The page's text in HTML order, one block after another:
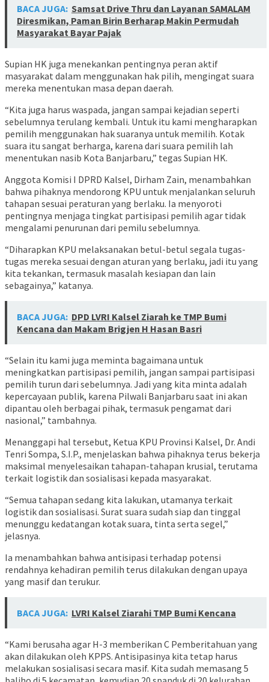
BACA JUGA: Samsat Drive Thru dan Layanan SAMALAM
Diresmikan, Paman Birin Berharap Makin Permudah
Masyarakat Bayar Pajak
Supian HK juga menekankan pentingnya peran aktif
masyarakat dalam menggunakan hak pilih, mengingat suara
mereka menentukan masa depan daerah.
“Kita juga harus waspada, jangan sampai kejadian seperti
sebelumnya terulang kembali. Untuk itu kami mengharapkan
pemilih menggunakan hak suaranya untuk memilih. Kotak
suara itu sangat berharga, karena dari suara pemilih lah
menentukan nasib Kota Banjarbaru,” tegas Supian HK.
Anggota Komisi I DPRD Kalsel, Dirham Zain, menambahkan
bahwa pihaknya mendorong KPU untuk menjalankan seluruh
tahapan sesuai peraturan yang berlaku. Ia menyoroti
pentingnya menjaga tingkat partisipasi pemilih agar tidak
mengalami penurunan dari pemilu sebelumnya.
“Diharapkan KPU melaksanakan betul-betul segala tugas-
tugas mereka sesuai dengan aturan yang berlaku, jadi itu yang
kita tekankan, termasuk masalah kesiapan dan lain
sebagainya,” katanya.
BACA JUGA: DPD LVRI Kalsel Ziarah ke TMP Bumi
Kencana dan Makam Brigjen H Hasan Basri
“Selain itu kami juga meminta bagaimana untuk
meningkatkan partisipasi pemilih, jangan sampai partisipasi
pemilih turun dari sebelumnya. Jadi yang kita minta adalah
kepercayaan publik, karena Pilwali Banjarbaru saat ini akan
dipantau oleh berbagai pihak, termasuk pengamat dari
nasional,” tambahnya.
Menanggapi hal tersebut, Ketua KPU Provinsi Kalsel, Dr. Andi
Tenri Sompa, S.I.P., menjelaskan bahwa pihaknya terus bekerja
maksimal menyelesaikan tahapan-tahapan krusial, terutama
terkait logistik dan sosialisasi kepada masyarakat.
“Semua tahapan sedang kita lakukan, utamanya terkait
logistik dan sosialisasi. Surat suara sudah siap dan tinggal
menunggu kedatangan kotak suara, tinta serta segel,”
jelasnya.
Ia menambahkan bahwa antisipasi terhadap potensi
rendahnya kehadiran pemilih terus dilakukan dengan upaya
yang masif dan terukur.
BACA JUGA: LVRI Kalsel Ziarahi TMP Bumi Kencana
“Kami berusaha agar H-3 memberikan C Pemberitahuan yang
akan dilakukan oleh KPPS. Antisipasinya kita tetap harus
melakukan sosialisasi secara masif. Kita sudah memasang 5